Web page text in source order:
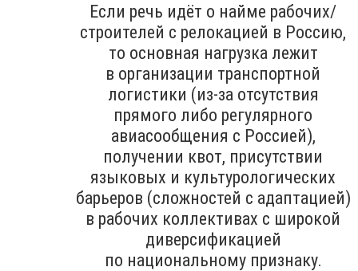
Если речь идёт о найме рабочих/
строителей с релокацией в Россию,
то основная нагрузка лежит
в организации транспортной
логистики (из-за отсутствия
прямого либо регулярного
авиасообщения с Россией),
получении квот, присутствии
языковых и культурологических
барьеров (сложностей с адаптацией)
в рабочих коллективах с широкой
диверсификацией
по национальному признаку.